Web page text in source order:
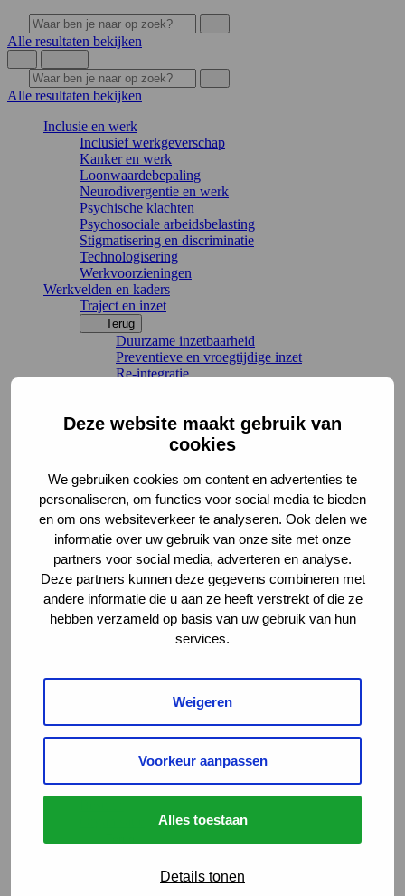
Deze website maakt gebruik van
cookies
We gebruiken cookies om content en advertenties te
personaliseren, om functies voor social media te bieden
en om ons websiteverkeer te analyseren. Ook delen we
informatie over uw gebruik van onze site met onze
partners voor social media, adverteren en analyse.
Deze partners kunnen deze gegevens combineren met
andere informatie die u aan ze heeft verstrekt of die ze
hebben verzameld op basis van uw gebruik van hun
services.
Weigeren
Voorkeur aanpassen
Alles toestaan
Details tonen
Alle resultaten bekijken
Alle resultaten bekijken
Inclusie en werk
Inclusief werkgeverschap
Kanker en werk
Loonwaardebepaling
Neurodivergentie en werk
Psychische klachten
Psychosociale arbeidsbelasting
Stigmatisering en discriminatie
Technologisering
Werkvoorzieningen
Werkvelden en kaders
Traject en inzet
Terug
Duurzame inzetbaarheid
Preventieve en vroegtijdige inzet
Re-integratie
Arbeidsongeschiktheidsverzekeringen
Claimbeoordeling
Sociaal domein en Participatiewet
Wet verbetering poortwachter
Kennis en leren
Richtlijnen en toepassing
Terug
Interactieve tools
Leidraden
Methoden en instrumenten
Voorbeeldcasuïstiek
Werkwijzen en handreikingen
Kennisbibliotheek Chronisch Werkt
Webinars
Werkwijs – de podcast van het AKC
Over ons
Programma-adviescommissie